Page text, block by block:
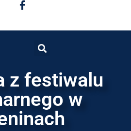
z festiwalu
w